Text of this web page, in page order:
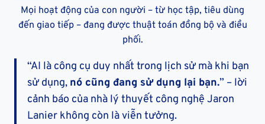
Mọi hoạt động của con người – từ học tập, tiêu dùng
đến giao tiếp – đang được thuật toán đồng bộ và điều
phối.
“AI là công cụ duy nhất trong lịch sử mà khi bạn
sử dụng, nó cũng đang sử dụng lại bạn.” – lời
cảnh báo của nhà lý thuyết công nghệ Jaron
Lanier không còn là viễn tưởng.